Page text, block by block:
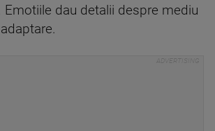
Emotiile dau detalii despre mediu